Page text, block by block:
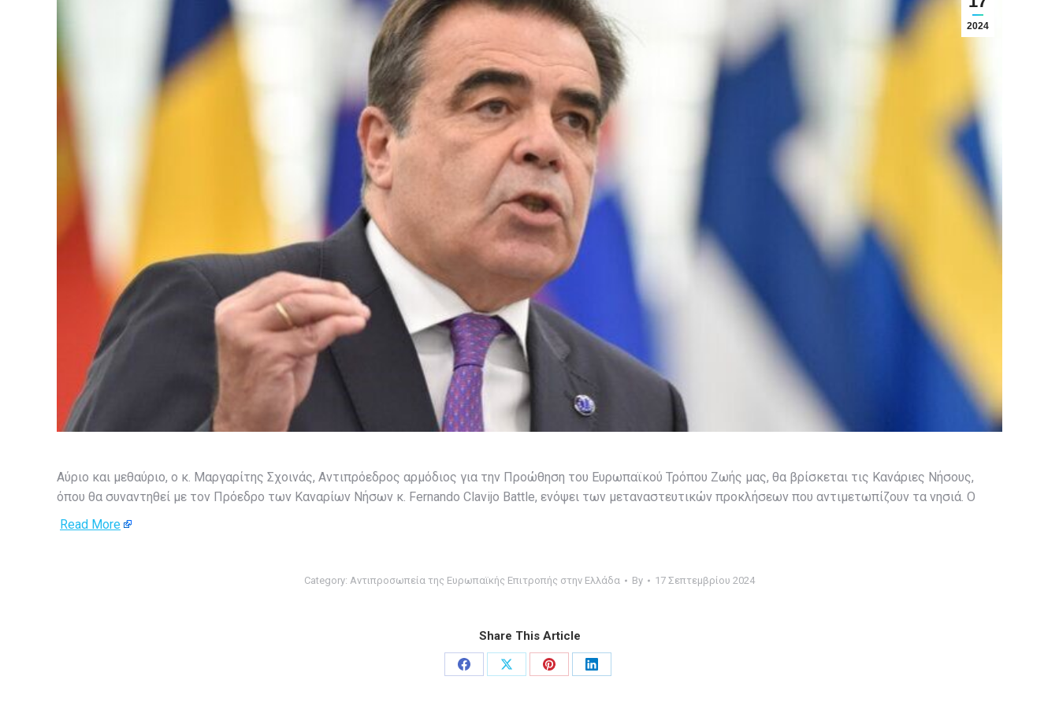
2024
Αύριο και μεθαύριο, ο κ. Μαργαρίτης Σχοινάς, Αντιπρόεδρος αρμόδιος για την Προώθηση του Ευρωπαϊκού Τρόπου Ζωής μας, θα βρίσκεται τις Κανάριες Νήσους,
όπου θα συναντηθεί με τον Πρόεδρο των Καναρίων Νήσων κ. Fernando Clavijo Battle, ενόψει των μεταναστευτικών προκλήσεων που αντιμετωπίζουν τα νησιά. Ο
Read More
Category: Αντιπροσωπεία της Ευρωπαϊκής Επιτροπής στην Ελλάδα By 17 Σεπτεμβρίου 2024
Share This Article
Share
Share
Share
Share